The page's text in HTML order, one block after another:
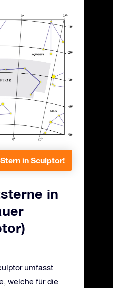
in Sculptor!
in
umfasst
welche für die